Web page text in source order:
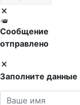
Сообщение
отправлено
Заполните данные